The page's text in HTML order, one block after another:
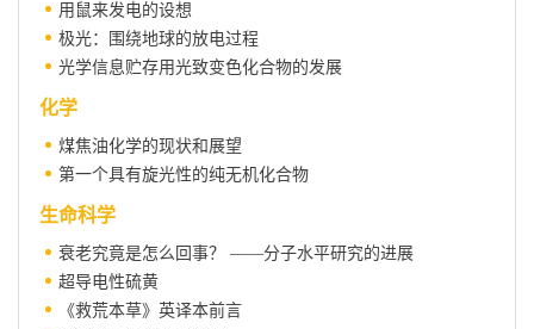
用鼠来发电的设想
极光：围绕地球的放电过程
光学信息贮存用光致变色化合物的发展
化学
煤焦油化学的现状和展望
第一个具有旋光性的纯无机化合物
生命科学
衰老究竟是怎么回事？ ——分子水平研究的进展
超导电性硫黄
《救荒本草》英译本前言